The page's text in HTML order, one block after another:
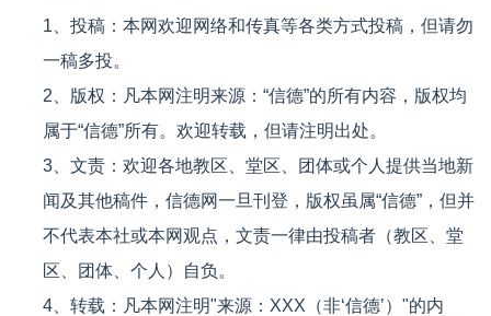
1、投稿：本网欢迎网络和传真等各类方式投稿，但请勿
一稿多投。
2、版权：凡本网注明来源：“信德”的所有内容，版权均
属于“信德”所有。欢迎转载，但请注明出处。
3、文责：欢迎各地教区、堂区、团体或个人提供当地新
闻及其他稿件，信德网一旦刊登，版权虽属“信德”，但并
不代表本社或本网观点，文责一律由投稿者（教区、堂
区、团体、个人）自负。
4、转载：凡本网注明"来源：XXX（非‘信德’）"的内